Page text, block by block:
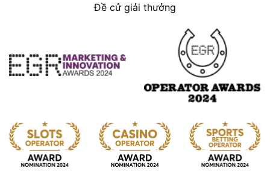
Đề cử giải thưởng